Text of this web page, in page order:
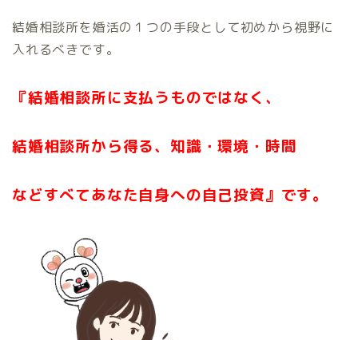
結婚相談所を婚活の１つの手段として初めから視野に
入れるべきです。
『結婚相談所に支払うものではなく、
結婚相談所から得る、知識・環境・時間
などすべてあなた自身への自己投資』です。